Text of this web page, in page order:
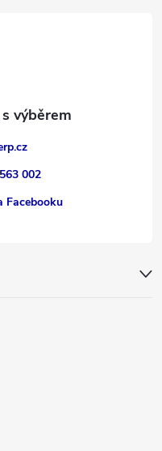
002
Facebooku